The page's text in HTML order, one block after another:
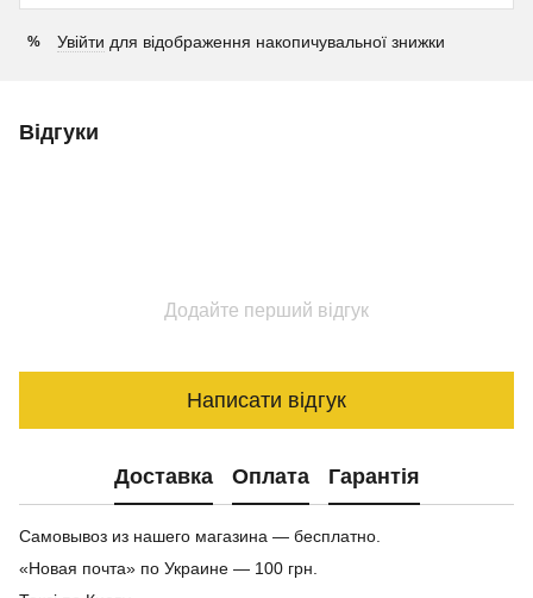
% Увійти для відображення накопичувальної знижки
Відгуки
Додайте перший відгук
Написати відгук
Доставка Оплата Гарантія
Самовывоз из нашего магазина — бесплатно.
«Новая почта» по Украине — 100 грн.